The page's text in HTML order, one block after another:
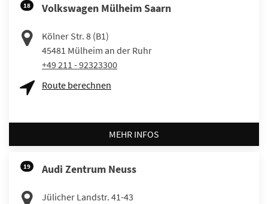
18 Volkswagen Mülheim Saarn
Kölner Str. 8 (B1)
45481 Mülheim an der Ruhr
+49 211 - 92323300
Route berechnen
MEHR INFOS
19 Audi Zentrum Neuss
Jülicher Landstr. 41-43